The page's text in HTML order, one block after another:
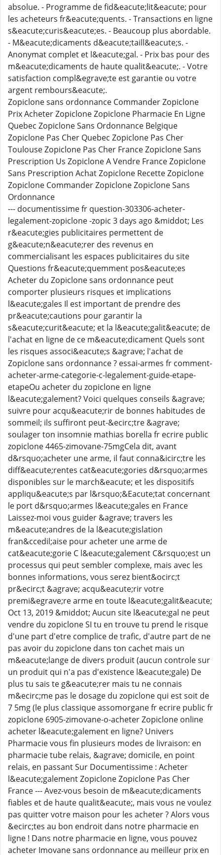
absolue. - Programme de fid&eacute;lit&eacute; pour
les acheteurs fr&eacute;quents. - Transactions en ligne
s&eacute;curis&eacute;es. - Beaucoup plus abordable.
- M&eacute;dicaments d&eacute;taill&eacute;s. -
Anonymat complet et l&eacute;gal. - Prix bas pour des
m&eacute;dicaments de haute qualit&eacute;. - Votre
satisfaction compl&egrave;te est garantie ou votre
argent rembours&eacute;.
Zopiclone sans ordonnance Commander Zopiclone
Prix Acheter Zopiclone Zopiclone Pharmacie En Ligne
Quebec Zopiclone Sans Ordonnance Belgique
Zopiclone Pas Cher Quebec Zopiclone Pas Cher
Toulouse Zopiclone Pas Cher France Zopiclone Sans
Prescription Us Zopiclone A Vendre France Zopiclone
Sans Prescription Achat Zopiclone Recette Zopiclone
Zopiclone Commander Zopiclone Zopiclone Sans
Ordonnance
--- documentissime fr question-303306-acheter-
legalement-zopiclone -zopic 3 days ago &middot; Les
r&eacute;gies publicitaires permettent de
g&eacute;n&eacute;rer des revenus en
commercialisant les espaces publicitaires du site
Questions fr&eacute;quemment pos&eacute;es
Acheter du Zopiclone sans ordonnance peut
comporter plusieurs risques et implications
l&eacute;gales Il est important de prendre des
pr&eacute;cautions pour garantir la
s&eacute;curit&eacute; et la l&eacute;galit&eacute; de
l'achat en ligne de ce m&eacute;dicament Quels sont
les risques associ&eacute;s &agrave; l'achat de
Zopiclone sans ordonnance ? essai-armes fr comment-
acheter-arme-categorie-c-legalement-guide-etape-
etapeOu acheter du zopiclone en ligne
l&eacute;galement? Voici quelques conseils &agrave;
suivre pour acqu&eacute;rir de bonnes habitudes de
sommeil; ils suffiront peut-&ecirc;tre &agrave;
soulager ton insomnie mathias borella fr ecrire public
zopiclone 4465-zimovane-75mgCela dit, avant
d&rsquo;acheter une arme, il faut conna&icirc;tre les
diff&eacute;rentes cat&eacute;gories d&rsquo;armes
disponibles sur le march&eacute; et les dispositifs
appliqu&eacute;s par l&rsquo;&Eacute;tat concernant
le port d&rsquo;armes l&eacute;gales en France
Laissez-moi vous guider &agrave; travers les
m&eacute;andres de la l&eacute;gislation
fran&ccedil;aise pour acheter une arme de
cat&eacute;gorie C l&eacute;galement C&rsquo;est un
processus qui peut sembler complexe, mais avec les
bonnes informations, vous serez bient&ocirc;t
pr&ecirc;t &agrave; acqu&eacute;rir votre
premi&egrave;re arme en toute l&eacute;galit&eacute;
Oct 13, 2019 &middot; Aucun site l&eacute;gal ne peut
vendre du zopiclone SI tu en trouve tu prend le risque
d'une part d'etre complice de trafic, d'autre part de ne
pas avoir du zopiclone dans ton cachet mais un
m&eacute;lange de divers produit (aucun controle sur
un produit qui n'a pas d'existence l&eacute;gale) De
plus tu sais te g&eacute;rer mais tu ne connais
m&ecirc;me pas le dosage du zopiclone qui est soit de
7 5mg (le plus classique assomorgane fr ecrire public fr
zopiclone 6905-zimovane-o-acheter Zopiclone online
acheter l&eacute;galement en ligne? Univers
Pharmacie vous fin plusieurs modes de livraison: en
pharmacie tube relais, &agrave; domicile, en point
relais, en passant Sur Documentissime : Acheter
l&eacute;galement Zopiclone Zopiclone Pas Cher
France --- Avez-vous besoin de m&eacute;dicaments
fiables et de haute qualit&eacute;, mais vous ne voulez
pas quitter votre maison pour les acheter ? Alors vous
&ecirc;tes au bon endroit dans notre pharmacie en
ligne ! Dans notre pharmacie en ligne, vous pouvez
acheter Imovane sans ordonnance au meilleur prix en